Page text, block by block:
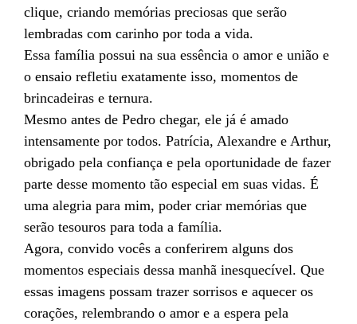
clique, criando memórias preciosas que serão
lembradas com carinho por toda a vida.
Essa família possui na sua essência o amor e união e
o ensaio refletiu exatamente isso, momentos de
brincadeiras e ternura.
Mesmo antes de Pedro chegar, ele já é amado
intensamente por todos. Patrícia, Alexandre e Arthur,
obrigado pela confiança e pela oportunidade de fazer
parte desse momento tão especial em suas vidas. É
uma alegria para mim, poder criar memórias que
serão tesouros para toda a família.
Agora, convido vocês a conferirem alguns dos
momentos especiais dessa manhã inesquecível. Que
essas imagens possam trazer sorrisos e aquecer os
corações, relembrando o amor e a espera pela